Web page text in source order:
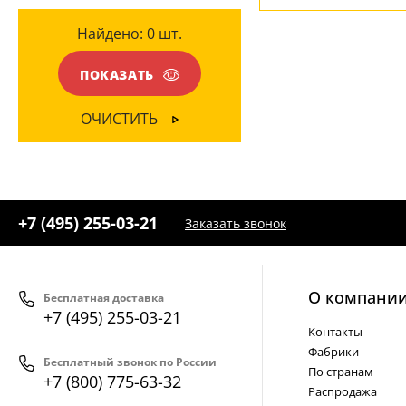
Найдено: 0 шт.
ПОКАЗАТЬ
ОЧИСТИТЬ
+7 (495) 255-03-21 Заказать звонок
Бесплатная доставка
+7 (495) 255-03-21
Бесплатный звонок по России
+7 (800) 775-63-32
О
Контакты
Фабрики
По странам
Распродажа